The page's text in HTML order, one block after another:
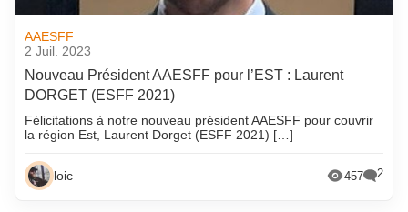
AAESFF
2 Juil. 2023
Nouveau Président AAESFF pour l’EST : Laurent
DORGET (ESFF 2021)
Félicitations à notre nouveau président AAESFF pour couvrir
la région Est, Laurent Dorget (ESFF 2021) […]
loic 457 2